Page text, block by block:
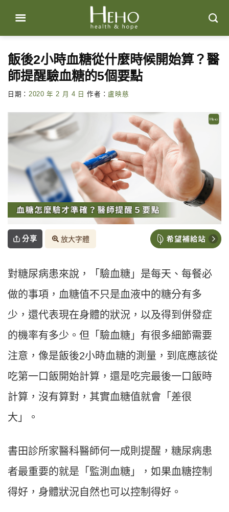
content
飯後2小時血糖從什麼時候開始算？醫
師提醒驗血糖的5個要點
日期： 2020 年 2 月 4 日 作者： 盧映慈
分享 放大字體
對糖尿病患來說，「驗血糖」是每天、每餐必
做的事項，血糖值不只是血液中的糖分有多
少，還代表現在身體的狀況，以及得到併發症
的機率有多少。但「驗血糖」有很多細節需要
注意，像是飯後2小時血糖的測量，到底應該從
吃第一口飯開始計算，還是吃完最後一口飯時
計算，沒有算對，其實血糖值就會「差很
大」。
書田診所家醫科醫師何一成則提醒，糖尿病患
者最重要的就是「監測血糖」，如果血糖控制
得好，身體狀況自然也可以控制得好。